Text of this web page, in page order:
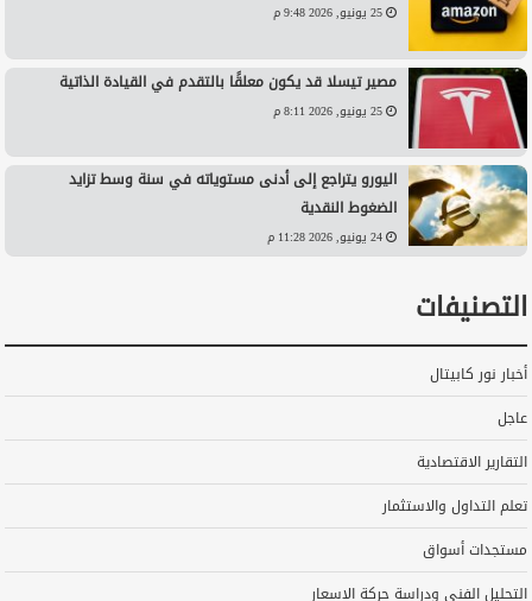
25 يونيو, 2026 9:48 م
مصير تيسلا قد يكون معلقًا بالتقدم في القيادة الذاتية
25 يونيو, 2026 8:11 م
اليورو يتراجع إلى أدنى مستوياته في سنة وسط تزايد
الضغوط النقدية
24 يونيو, 2026 11:28 م
التصنيفات
أخبار نور كابيتال
عاجل
التقارير الاقتصادية
تعلم التداول والاستثمار
مستجدات أسواق
التحليل الفني ودراسة حركة الاسعار